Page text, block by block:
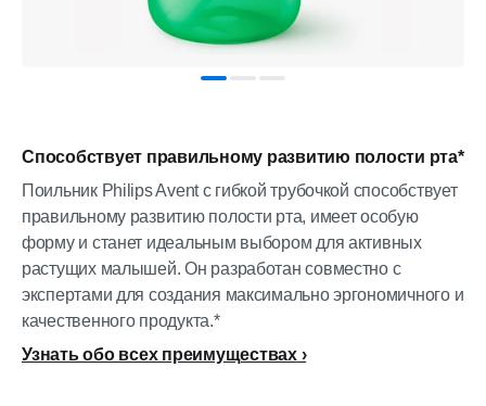
Способствует правильному развитию полости рта*
Поильник Philips Avent с гибкой трубочкой способствует
правильному развитию полости рта, имеет особую
форму и станет идеальным выбором для активных
растущих малышей. Он разработан совместно с
экспертами для создания максимально эргономичного и
качественного продукта.*
Узнать обо всех преимуществах